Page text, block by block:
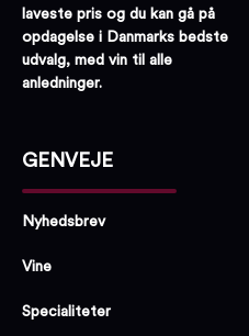
laveste pris og du kan gå på
opdagelse i Danmarks bedste
udvalg, med vin til alle
anledninger.
GENVEJE
Nyhedsbrev
Vine
Specialiteter